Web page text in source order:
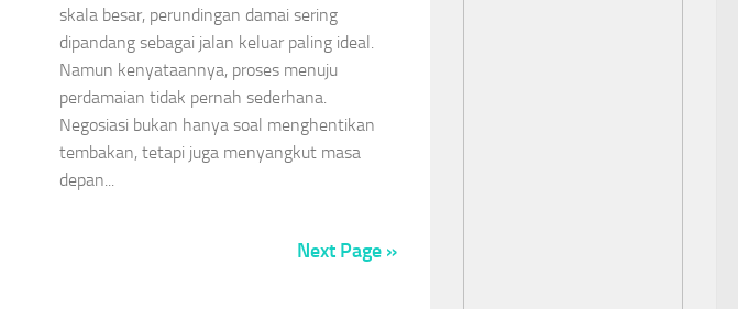
skala besar, perundingan damai sering
dipandang sebagai jalan keluar paling ideal.
Namun kenyataannya, proses menuju
perdamaian tidak pernah sederhana.
Negosiasi bukan hanya soal menghentikan
tembakan, tetapi juga menyangkut masa
depan...
Next Page »